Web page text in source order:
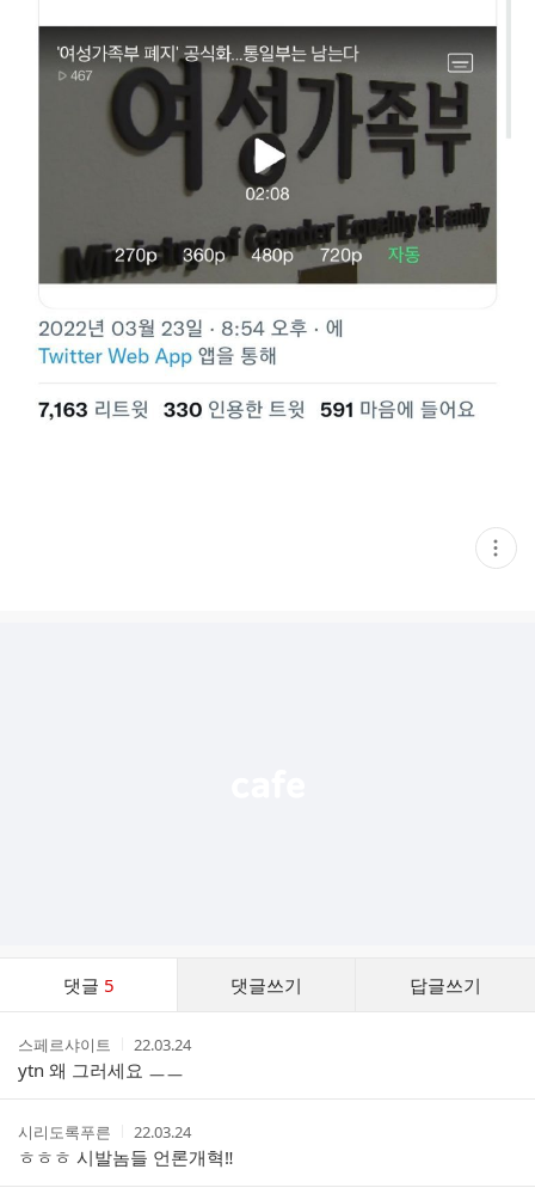
현
재
댓글 5 댓글쓰기 답글쓰기
스
작
성
자
스페르샤이트
작
성
시
간
22.03.24
ytn 왜 그러세요 ㅡㅡ
작
성
자
시리도록푸른
작
성
시
간
22.03.24
ㅎㅎㅎ 시발놈들 언론개혁‼️